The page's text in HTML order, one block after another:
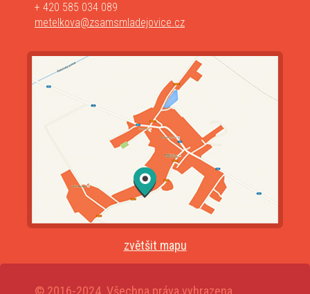
+ 420 585 034 089
metelkova@zsamsmladejovice.cz
zvětšit mapu
© 2016-2024. Všechna práva vyhrazena.